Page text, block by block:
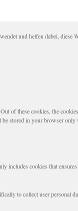
und helfen dabei,
of these cookies, the
stored in your browser
includes cookies that
to collect user personal